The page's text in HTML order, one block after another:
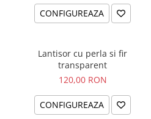
CONFIGUREAZA
Lantisor cu perla si fir
transparent
120,00 RON
CONFIGUREAZA